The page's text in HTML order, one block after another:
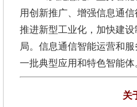
用创新推广、增强信息通
推进新型工业化，加快建
局。信息通信智能运营和
一批典型应用和特色智能
关